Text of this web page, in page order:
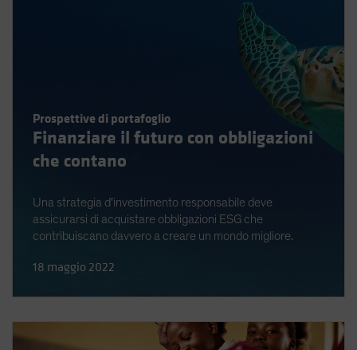
Prospettive di portafoglio
Finanziare il futuro con obbligazioni
che contano
Una strategia d'investimento responsabile deve
assicurarsi di acquistare obbligazioni ESG che
contribuiscano davvero a creare un mondo migliore.
18 maggio 2022